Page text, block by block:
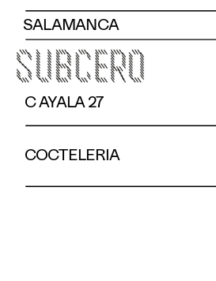
SALAMANCA
C AYALA 27
COCTELERIA